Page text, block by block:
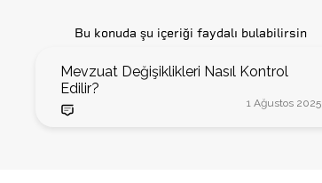
Bu konuda şu içeriği faydalı bulabilirsin
Mevzuat Değişiklikleri Nasıl Kontrol
Edilir?
1 Ağustos 2025